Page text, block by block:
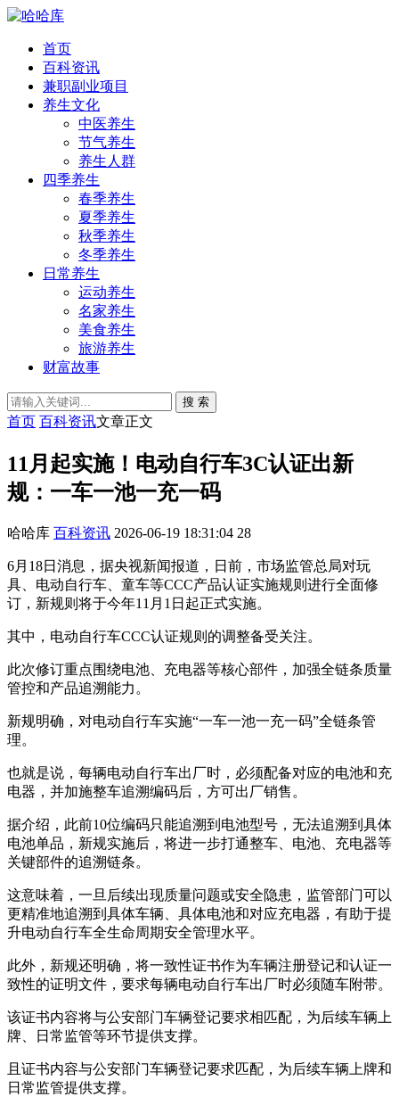
首页
百科资讯
兼职副业项目
养生文化
中医养生
节气养生
养生人群
四季养生
春季养生
夏季养生
秋季养生
冬季养生
日常养生
运动养生
名家养生
美食养生
旅游养生
财富故事
搜 索
首页 百科资讯文章正文
11月起实施！电动自行车3C认证出新
规：一车一池一充一码
哈哈库 百科资讯 2026-06-19 18:31:04 28
6月18日消息，据央视新闻报道，日前，市场监管总局对玩
具、电动自行车、童车等CCC产品认证实施规则进行全面修
订，新规则将于今年11月1日起正式实施。
其中，电动自行车CCC认证规则的调整备受关注。
此次修订重点围绕电池、充电器等核心部件，加强全链条质量
管控和产品追溯能力。
新规明确，对电动自行车实施“一车一池一充一码”全链条管
理。
也就是说，每辆电动自行车出厂时，必须配备对应的电池和充
电器，并加施整车追溯编码后，方可出厂销售。
据介绍，此前10位编码只能追溯到电池型号，无法追溯到具体
电池单品，新规实施后，将进一步打通整车、电池、充电器等
关键部件的追溯链条。
这意味着，一旦后续出现质量问题或安全隐患，监管部门可以
更精准地追溯到具体车辆、具体电池和对应充电器，有助于提
升电动自行车全生命周期安全管理水平。
此外，新规还明确，将一致性证书作为车辆注册登记和认证一
致性的证明文件，要求每辆电动自行车出厂时必须随车附带。
该证书内容将与公安部门车辆登记要求相匹配，为后续车辆上
牌、日常监管等环节提供支撑。
且证书内容与公安部门车辆登记要求匹配，为后续车辆上牌和
日常监管提供支撑。